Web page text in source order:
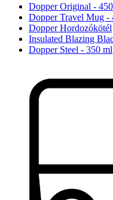
Dopper Original -
Dopper Travel Mug -
Dopper Hordozókötél
Insulated Blazing
Dopper Steel - 350 ml